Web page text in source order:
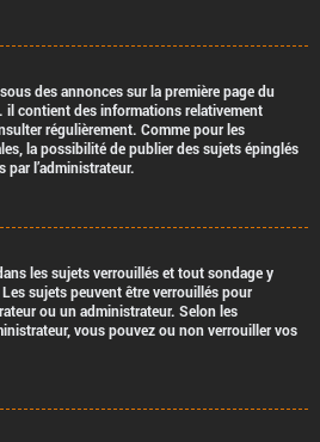
des annonces sur la première page du
il contient des informations relativement
régulièrement. Comme pour les
la possibilité de publier des sujets épinglés
l’administrateur.
les sujets verrouillés et tout sondage y
sujets peuvent être verrouillés pour
ou un administrateur. Selon les
vous pouvez ou non verrouiller vos